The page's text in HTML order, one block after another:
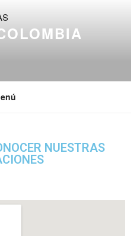
NUESTRAS